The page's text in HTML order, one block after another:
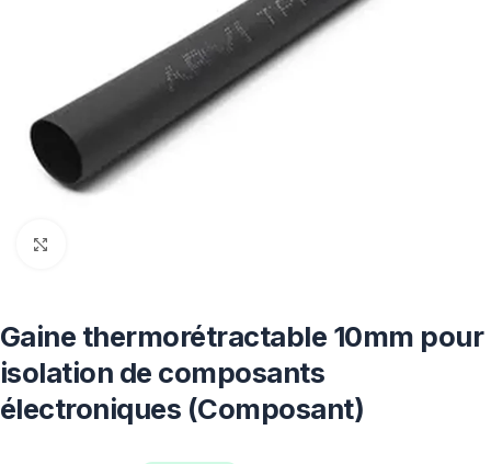
Gaine thermorétractable 10mm pour
isolation de composants
électroniques (Composant)